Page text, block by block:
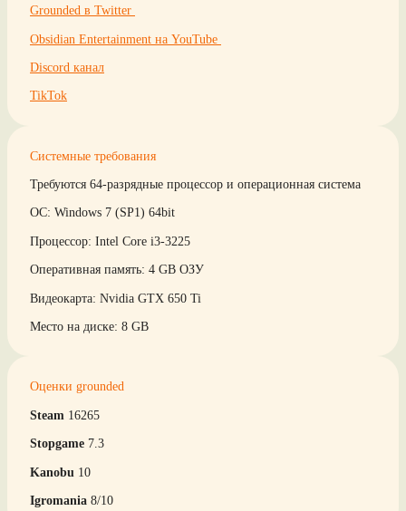
Grounded в Twitter
Obsidian Entertainment на YouTube
Discord канал
TikTok
Системные требования
Требуются 64-разрядные процессор и операционная система
ОС: Windows 7 (SP1) 64bit
Процессор: Intel Core i3-3225
Оперативная память: 4 GB ОЗУ
Видеокарта: Nvidia GTX 650 Ti
Место на диске: 8 GB
Оценки grounded
Steam 16265
Stopgame 7.3
Kanobu 10
Igromania 8/10